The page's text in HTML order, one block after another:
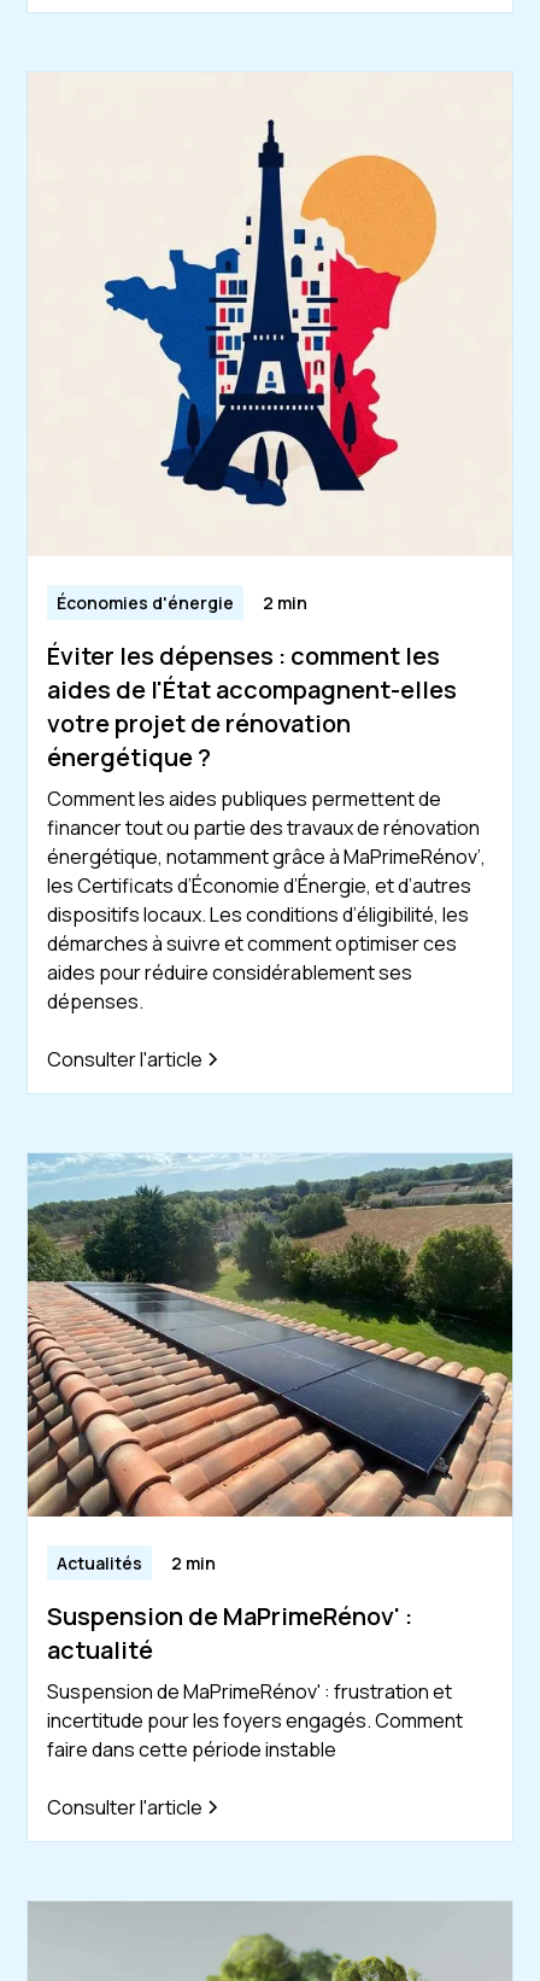
Économies d'énergie 2 min
Éviter les dépenses : comment les
aides de l'État accompagnent-elles
votre projet de rénovation
énergétique ?
Comment les aides publiques permettent de
financer tout ou partie des travaux de rénovation
énergétique, notamment grâce à MaPrimeRénov’,
les Certificats d’Économie d’Énergie, et d’autres
dispositifs locaux. Les conditions d’éligibilité, les
démarches à suivre et comment optimiser ces
aides pour réduire considérablement ses
dépenses.
Consulter l'article
Actualités 2 min
Suspension de MaPrimeRénov' :
actualité
Suspension de MaPrimeRénov' : frustration et
incertitude pour les foyers engagés. Comment
faire dans cette période instable
Consulter l'article